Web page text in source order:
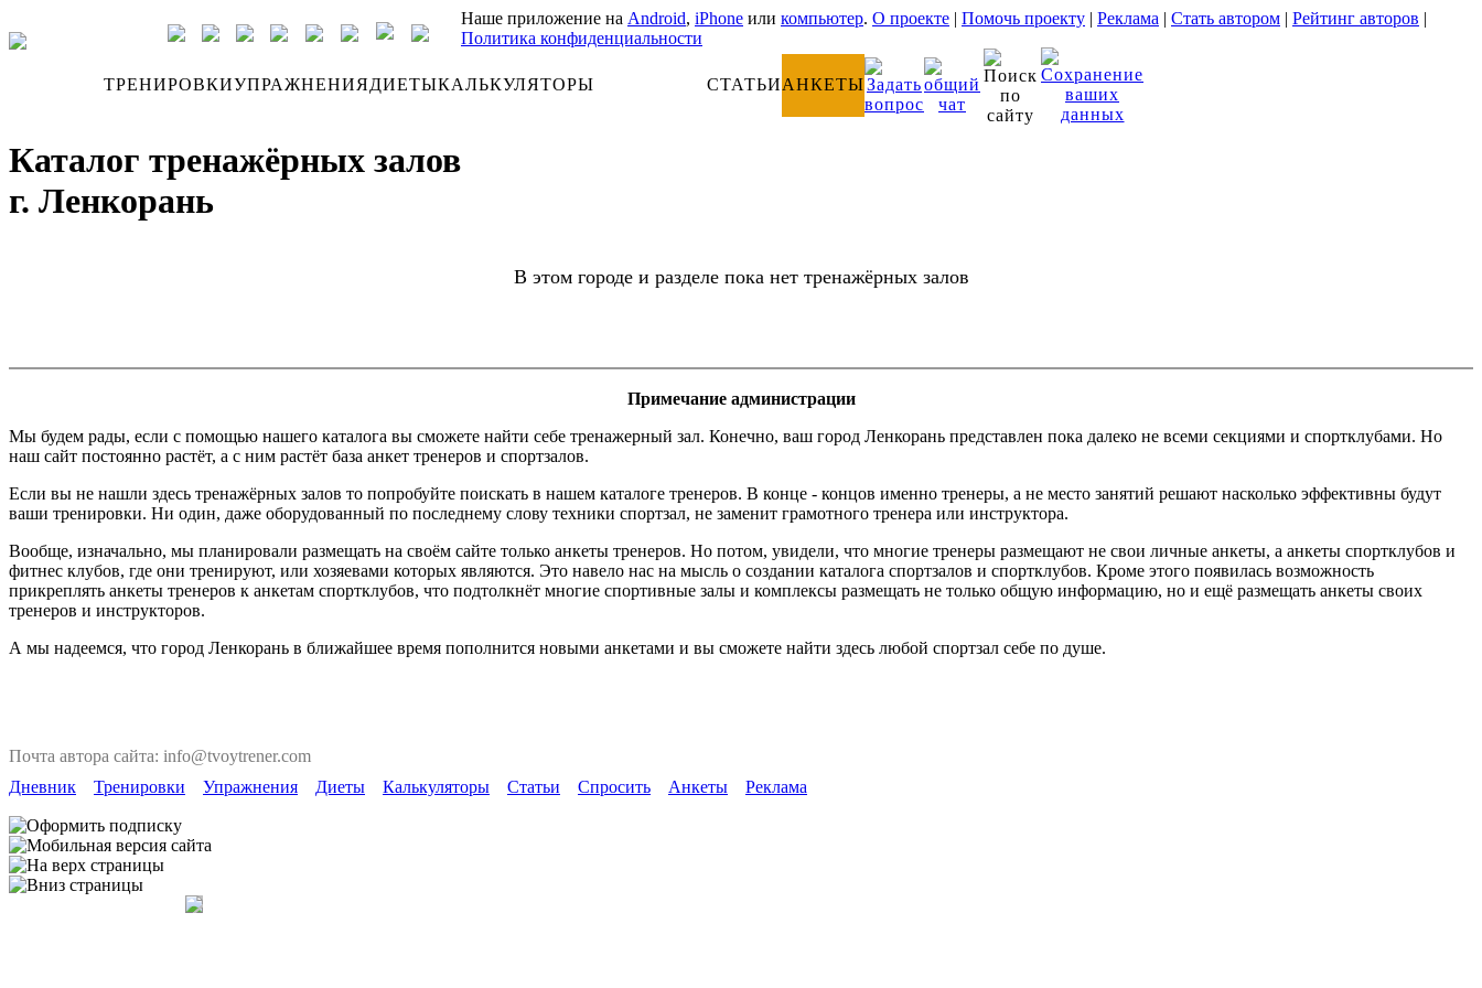
Наше приложение на Android, iPhone или компьютер. О проекте | Помочь проекту | Реклама | Стать автором | Рейтинг авторов |
Политика конфиденциальности
ТРЕНИРОВКИУПРАЖНЕНИЯДИЕТЫКАЛЬКУЛЯТОРЫ СТАТЬИАНКЕТЫ
Каталог тренажёрных залов
г. Ленкорань
В этом городе и разделе пока нет тренажёрных залов
Примечание администрации
Мы будем рады, если с помощью нашего каталога вы сможете найти себе тренажерный зал. Конечно, ваш город Ленкорань представлен пока далеко не всеми секциями и спортклубами. Но
наш сайт постоянно растёт, а с ним растёт база анкет тренеров и спортзалов.
Если вы не нашли здесь тренажёрных залов то попробуйте поискать в нашем каталоге тренеров. В конце - концов именно тренеры, а не место занятий решают насколько эффективны будут
ваши тренировки. Ни один, даже оборудованный по последнему слову техники спортзал, не заменит грамотного тренера или инструктора.
Вообще, изначально, мы планировали размещать на своём сайте только анкеты тренеров. Но потом, увидели, что многие тренеры размещают не свои личные анкеты, а анкеты спортклубов и
фитнес клубов, где они тренируют, или хозяевами которых являются. Это навело нас на мысль о создании каталога спортзалов и спортклубов. Кроме этого появилась возможность
прикреплять анкеты тренеров к анкетам спортклубов, что подтолкнёт многие спортивные залы и комплексы размещать не только общую информацию, но и ещё размещать анкеты своих
тренеров и инструкторов.
А мы надеемся, что город Ленкорань в ближайшее время пополнится новыми анкетами и вы сможете найти здесь любой спортзал себе по душе.
Почта автора сайта: info@tvoytrener.com
Дневник
Тренировки Упражнения Диеты Калькуляторы Статьи Спросить Анкеты Реклама